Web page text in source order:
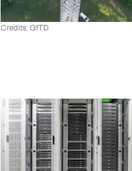
Credits: GfTD